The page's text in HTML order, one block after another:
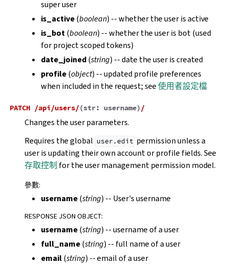
super user
is_active(boolean) -- whether the user is active
is_bot(boolean) -- whether the user is bot (used
for project scoped tokens)
date_joined(string) -- date the user is created
profile(object) -- updated profile preferences
when included in the request; see使用者設定檔
PATCH /api/users/(str: username) /
Changes the user parameters.
Requires the global user.edit permission unless a
user is updating their own account or profile fields. See
存取控制 for the user management permission model.
參數:
username(string) -- User's username
RESPONSE JSON OBJECT:
username(string) -- username of a user
full_name(string) -- full name of a user
email(string) -- email of a user